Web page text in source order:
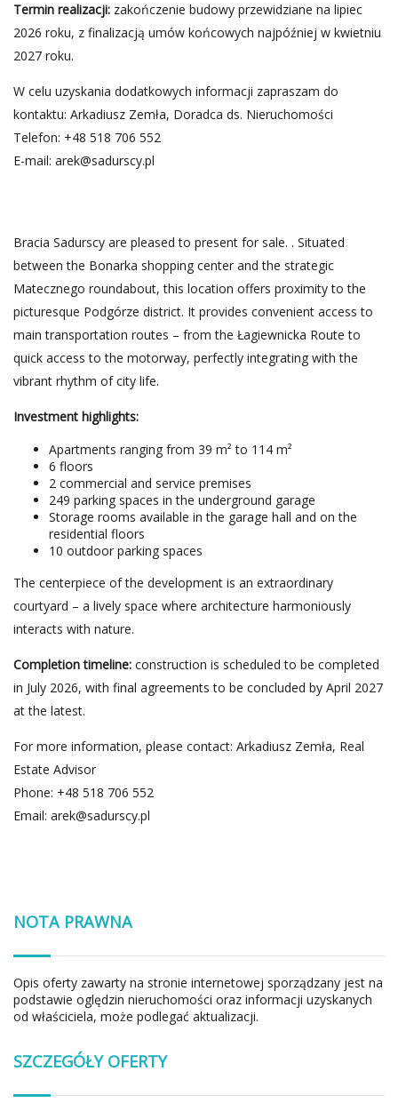
Termin realizacji: zakończenie budowy przewidziane na lipiec
2026 roku, z finalizacją umów końcowych najpóźniej w kwietniu
2027 roku.
W celu uzyskania dodatkowych informacji zapraszam do
kontaktu: Arkadiusz Zemła, Doradca ds. Nieruchomości
Telefon: +48 518 706 552
E-mail: arek@sadurscy.pl
Bracia Sadurscy are pleased to present for sale. . Situated
between the Bonarka shopping center and the strategic
Matecznego roundabout, this location offers proximity to the
picturesque Podgórze district. It provides convenient access to
main transportation routes – from the Łagiewnicka Route to
quick access to the motorway, perfectly integrating with the
vibrant rhythm of city life.
Investment highlights:
Apartments ranging from 39 m² to 114 m²
6 floors
2 commercial and service premises
249 parking spaces in the underground garage
Storage rooms available in the garage hall and on the
residential floors
10 outdoor parking spaces
The centerpiece of the development is an extraordinary
courtyard – a lively space where architecture harmoniously
interacts with nature.
Completion timeline: construction is scheduled to be completed
in July 2026, with final agreements to be concluded by April 2027
at the latest.
For more information, please contact: Arkadiusz Zemła, Real
Estate Advisor
Phone: +48 518 706 552
Email: arek@sadurscy.pl
NOTA PRAWNA
Opis oferty zawarty na stronie internetowej sporządzany jest na
podstawie oględzin nieruchomości oraz informacji uzyskanych
od właściciela, może podlegać aktualizacji.
SZCZEGÓŁY OFERTY